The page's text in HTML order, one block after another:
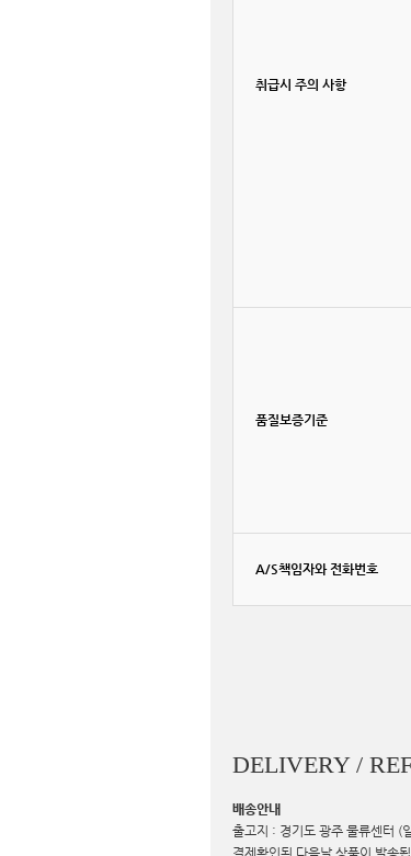
취급시 주의 사항
품질보증기준
A/S책임자와전화번호
DELIVERY /
배송안내
출고지 : 경기도 광주 물류센터 (
결제확인된 다음날 상품이 발송